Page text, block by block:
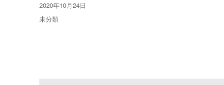
投
稿
2020年10月24日
カ
未分類